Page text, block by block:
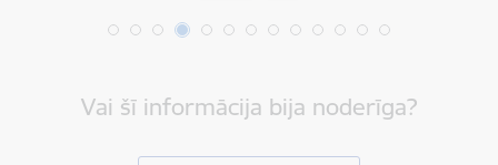
Vai šī informācija bija noderīga?